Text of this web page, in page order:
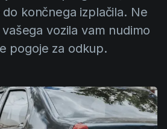
končnega izplačila. Ne
vozila vam nudimo
pogoje za odkup.